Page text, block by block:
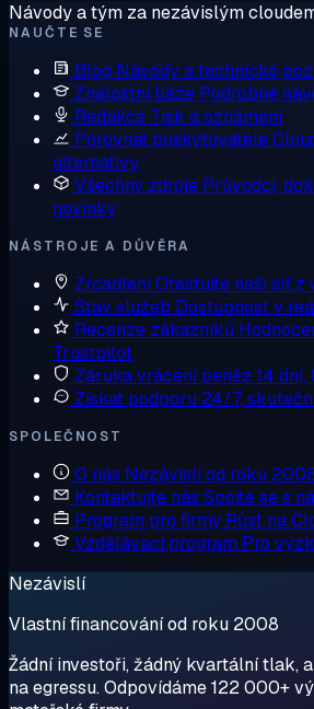
Návody a tým za nezávislým
NAUČTE SE
Blog Návody a technické
Znalostní báze Podrobné
Redakce Tisk a oznámení
Porovnat poskytovatele
alternativy
Všechny zdroje Průvodci,
novinky
NÁSTROJE A DŮVĚRA
ZrcadleníOtestujte naši síť z
Stav služeb Dostupnost v
Recenze zákazníků
Trustpilot
Záruka vrácení peněz 14
Získat podporu 24/7,
SPOLEČNOST
O nás Nezávislí od roku
Kontaktujte nás Spojte se s
Program pro firmy Růst na
Vzdělávací program Pro
Nezávislí
Vlastní financování od roku 2008
Žádní investoři, žádný kvartální tlak,
na egressu. Odpovídáme 122 000+